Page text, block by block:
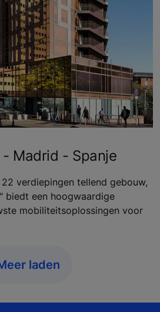
- Madrid - Spanje
verdiepingen tellend gebouw,
biedt een hoogwaardige
mobiliteitsoplossingen voor
laden